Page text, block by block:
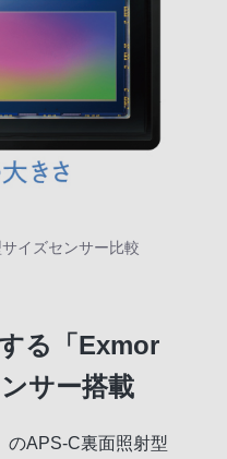
イズセンサー比較
る「Exmor
サー搭載
のAPS-C裏面照射型